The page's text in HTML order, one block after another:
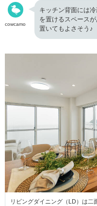
cowcamo
キッチン背面には
を置けるスペース
置いてもよさそう♪
リビングダイニング（LD）は二